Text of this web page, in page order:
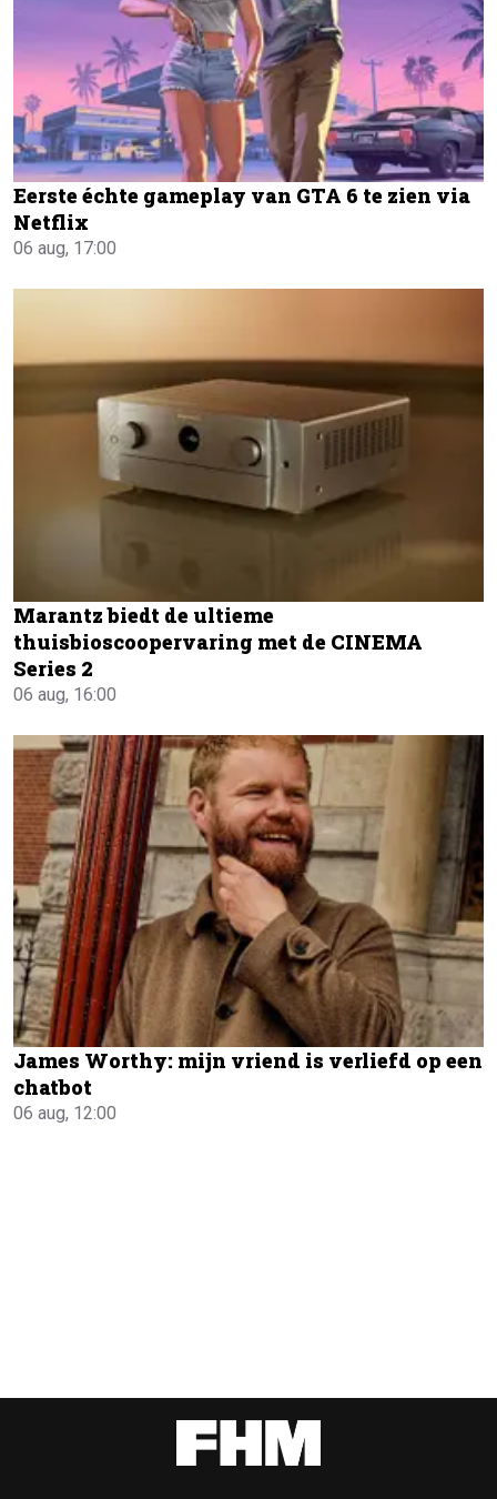
Eerste échte gameplay van GTA 6 te zien via
Netflix
06 aug, 17:00
Marantz biedt de ultieme
thuisbioscoopervaring met de CINEMA
Series 2
06 aug, 16:00
James Worthy: mijn vriend is verliefd op een
chatbot
06 aug, 12:00